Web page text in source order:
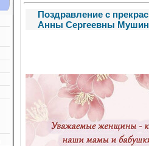
Поздравление с
Анны Сергеевны